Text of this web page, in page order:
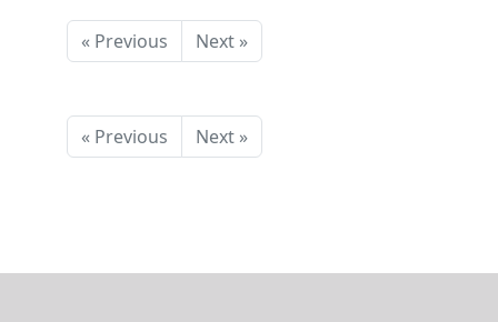
« Previous Next »
« Previous Next »